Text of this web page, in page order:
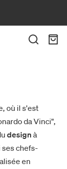
où il s'est
da Vinci",
design à
ses chefs-
en